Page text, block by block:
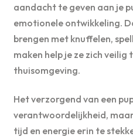
aandacht te geven aan je
emotionele ontwikkeling.
brengen met knuffelen,
maken help je ze zich veilig
thuisomgeving.
Het verzorgend van een
verantwoordelijkheid,
tijd en energie erin te